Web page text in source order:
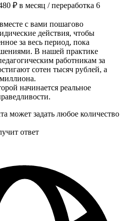
₽ в месяц / переработка 6
с вами пошагово
действия, чтобы
за весь период, пока
В нашей практике
работникам за
сотен тысяч рублей, а
начинается реальное
может задать любое количество
ответ